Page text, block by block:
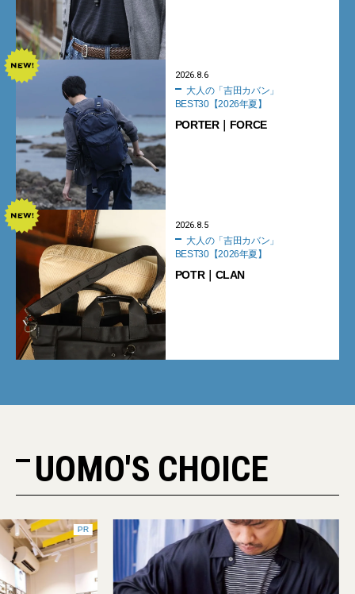
2026.8.6
BEST30【2026年夏】
PORTER｜FORCE
2026.8.5
BEST30【2026年夏】
POTR｜CLAN
UOMO'S CHOICE
PR